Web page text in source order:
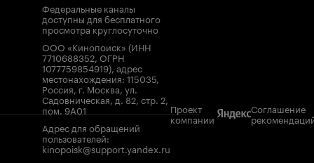
Федеральные каналы
доступны для бесплатного
просмотра круглосуточно
ООО «Кинопоиск» (ИНН
7710688352, ОГРН
1077759854919), адрес
местонахождения: 115035,
Россия, г. Москва, ул.
Садовническая, д. 82, стр. 2,
пом. 9А01
Адрес для обращений
пользователей:
kinopoisk@support.yandex.ru
Проект
компании
Соглашение